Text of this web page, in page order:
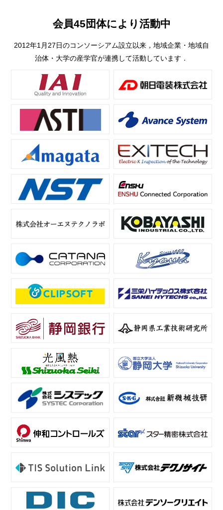
会員45団体により活動中
2012年1月27日のコンソーシアム設立以来，地域企業・地域自
治体・大学の産学官が連携して活動しています．